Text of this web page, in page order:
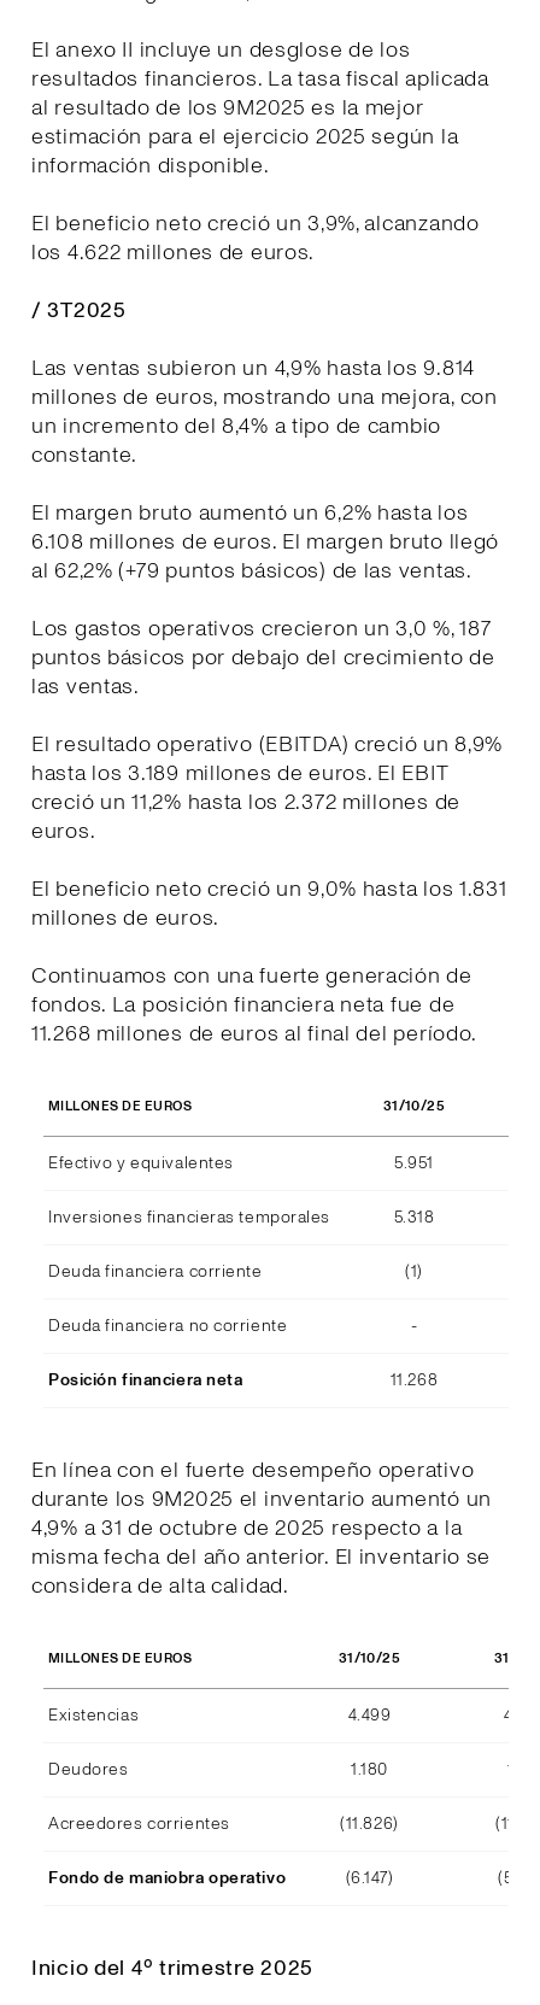
El anexo II incluye un desglose de los
resultados financieros. La tasa fiscal aplicada
al resultado de los 9M2025 es la mejor
estimación para el ejercicio 2025 según la
información disponible.
El beneficio neto creció un 3,9%, alcanzando
los 4.622 millones de euros.
/ 3T2025
Las ventas subieron un 4,9% hasta los 9.814
millones de euros, mostrando una mejora, con
un incremento del 8,4% a tipo de cambio
constante.
El margen bruto aumentó un 6,2% hasta los
6.108 millones de euros. El margen bruto llegó
al 62,2% (+79 puntos básicos) de las ventas.
Los gastos operativos crecieron un 3,0 %, 187
puntos básicos por debajo del crecimiento de
las ventas.
El resultado operativo (EBITDA) creció un 8,9%
hasta los 3.189 millones de euros. El EBIT
creció un 11,2% hasta los 2.372 millones de
euros.
El beneficio neto creció un 9,0% hasta los 1.831
millones de euros.
Continuamos con una fuerte generación de
fondos. La posición financiera neta fue de
11.268 millones de euros al final del período.
MILLONES DE EUROS 31/10/25
Efectivo y equivalentes 5.951
Inversiones financieras temporales 5.318
Deuda financiera corriente (1)
Deuda financiera no corriente -
Posición financiera neta 11.268
En línea con el fuerte desempeño operativo
durante los 9M2025 el inventario aumentó un
4,9% a 31 de octubre de 2025 respecto a la
misma fecha del año anterior. El inventario se
considera de alta calidad.
MILLONES DE EUROS 31/10/25 31/
Existencias 4.499
Deudores 1.180
Acreedores corrientes (11.826)
Fondo de maniobra operativo (6.147)
Inicio del 4º trimestre 2025